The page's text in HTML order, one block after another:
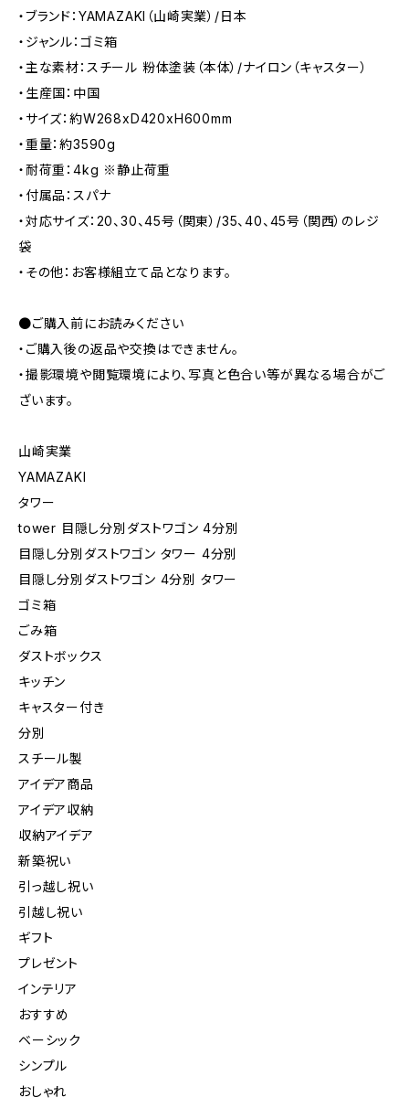
・ブランド：YAMAZAKI（山崎実業）/日本
・ジャンル：ゴミ箱
・主な素材：スチール 粉体塗装（本体）/ナイロン（キャスター）
・生産国：中国
・サイズ：約W268xD420xH600mm
・重量：約3590g
・耐荷重：4kg ※静止荷重
・付属品：スパナ
・対応サイズ：20、30、45号（関東）/35、40、45号（関西）のレジ
袋
・その他：お客様組立て品となります。
●ご購入前にお読みください
・ご購入後の返品や交換はできません。
・撮影環境や閲覧環境により、写真と色合い等が異なる場合がご
ざいます。
山崎実業
YAMAZAKI
タワー
tower 目隠し分別ダストワゴン 4分別
目隠し分別ダストワゴン タワー 4分別
目隠し分別ダストワゴン 4分別 タワー
ゴミ箱
ごみ箱
ダストボックス
キッチン
キャスター付き
分別
スチール製
アイデア商品
アイデア収納
収納アイデア
新築祝い
引っ越し祝い
引越し祝い
ギフト
プレゼント
インテリア
おすすめ
ベーシック
シンプル
おしゃれ